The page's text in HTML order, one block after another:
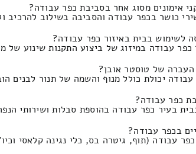
אימונים מסוג אחר בסביבת כפר עבודה?
עבודה והסביבה בשילוב להרכיב ולפרק העלות זה
לשימוש בבית באיזור כפר עבודה?
במיזוג של ביצוע התקנות שינוע של מכונת ייבוש כביסה
של טוסטר אובן?
כולל מנוף והשמה של תנור לבנים הובלת תנור רצפה
כפר עבודה?
עבודה בהוספת סבלות ושירותי הנפה התעריף זהו 410 וזה
בכפר עבודה?
גיטרה בס, כלי נגינה קלאסי וכיו"ב) העלות הינו 500